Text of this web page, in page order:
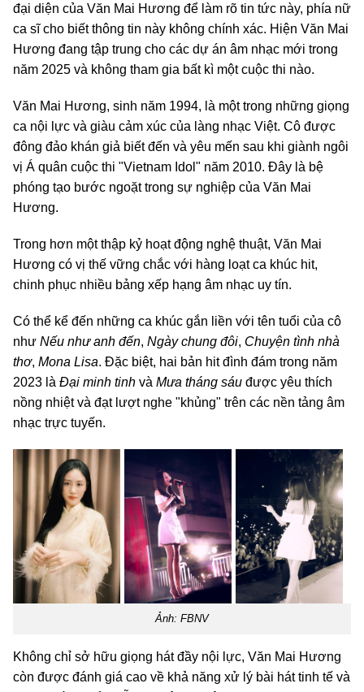
đại diện của Văn Mai Hương để làm rõ tin tức này, phía nữ
ca sĩ cho biết thông tin này không chính xác. Hiện Văn Mai
Hương đang tập trung cho các dự án âm nhạc mới trong
năm 2025 và không tham gia bất kì một cuộc thi nào.
Văn Mai Hương, sinh năm 1994, là một trong những giọng
ca nội lực và giàu cảm xúc của làng nhạc Việt. Cô được
đông đảo khán giả biết đến và yêu mến sau khi giành ngôi
vị Á quân cuộc thi "Vietnam Idol" năm 2010. Đây là bệ
phóng tạo bước ngoặt trong sự nghiệp của Văn Mai
Hương.
Trong hơn một thập kỷ hoạt động nghệ thuật, Văn Mai
Hương có vị thế vững chắc với hàng loạt ca khúc hit,
chinh phục nhiều bảng xếp hạng âm nhạc uy tín.
Có thể kể đến những ca khúc gắn liền với tên tuổi của cô
như Nếu như anh đến, Ngày chung đôi, Chuyện tình nhà
thơ, Mona Lisa. Đặc biệt, hai bản hit đình đám trong năm
2023 là Đại minh tinh và Mưa tháng sáu được yêu thích
nồng nhiệt và đạt lượt nghe "khủng" trên các nền tảng âm
nhạc trực tuyến.
Ảnh: FBNV
Không chỉ sở hữu giọng hát đầy nội lực, Văn Mai Hương
còn được đánh giá cao về khả năng xử lý bài hát tinh tế và